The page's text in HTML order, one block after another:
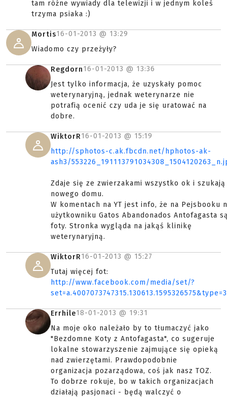
tam różne wywiady dla telewizji i w jednym koleś
trzyma psiaka :)
Mortis16-01-2013 @ 13:29
Wiadomo czy przeżyły?
Regdorn16-01-2013 @ 13:36
Jest tylko informacja, że uzyskały pomoc
weterynaryjną, jednak weterynarze nie
potrafią ocenić czy uda je się uratować na
dobre.
WiktorR16-01-2013 @ 15:19
http://sphotos-c.ak.fbcdn.net/hphotos-ak-
ash3/
Zdaje się ze zwierzakami wszystko ok i szukają
nowego domu.
W komentach na YT jest info, że na Pejsbooku
użytkowniku Gatos Abandonados Antofagasta
foty. Stronka wygląda na jakąś klinikę
weterynaryjną.
WiktorR16-01-2013 @ 15:27
Tutaj więcej fot:
http://www.facebook.com/media/set/?
set=a.4007073747315.130613.1595326575&type=3
Errhile18-01-2013 @ 19:31
Na moje oko należało by to tłumaczyć jako
"Bezdomne Koty z Antofagasta", co sugeruje
lokalne stowarzyszenie zajmujące się opieką
nad zwierzętami. Prawdopodobnie
organizacja pozarządowa, coś jak nasz TOZ.
To dobrze rokuje, bo w takich organizacjach
działają pasjonaci - będą walczyć o